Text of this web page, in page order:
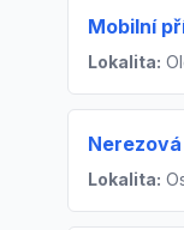
Mobilní
Lokalita:
Lokalita: